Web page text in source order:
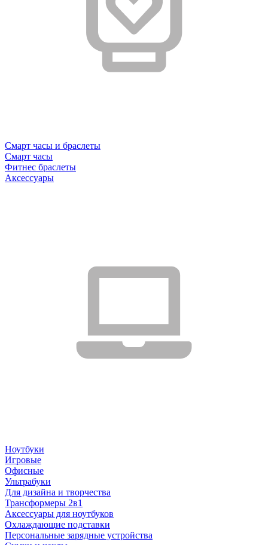
Смарт часы и браслеты
Смарт часы
Фитнес браслеты
Аксессуары
Ноутбуки
Игровые
Офисные
Ультрабуки
Для дизайна и творчества
Трансформеры 2в1
Аксессуары для ноутбуков
Охлаждающие подставки
Персональные зарядные устройства